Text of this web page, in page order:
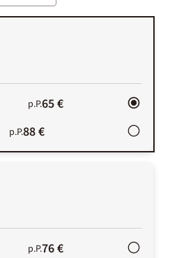
p.P.65 €
p.P.88 €
p.P.76 €